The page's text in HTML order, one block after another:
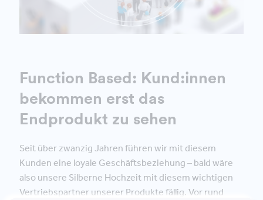
Function Based: Kund:innen
bekommen erst das
Endprodukt zu sehen
Seit über zwanzig Jahren führen wir mit diesem
Kunden eine loyale Geschäftsbeziehung – bald wäre
also unsere Silberne Hochzeit mit diesem wichtigen
Vertriebspartner unserer Produkte fällig. Vor rund